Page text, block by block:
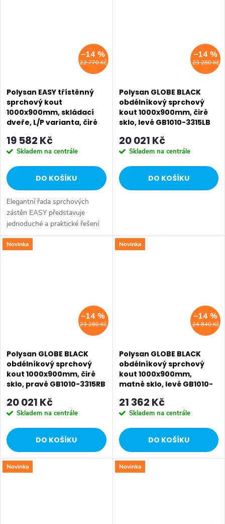
22 770 Kč
–14 %
Polysan EASY třístěnný
sprchový kout
1000x900mm, skládací
dveře, L/P varianta, čiré
19 582 Kč
Skladem na centrále
DO KOŠÍKU
Elegantní řada sprchových
zástěn EASY představuje
jednoduché a praktické řešení
pro sprchování ve svěžím a
lehkém designu. Zástěny s
23 280 Kč
–14 %
Polysan GLOBE BLACK
obdélníkový sprchový
kout 1000x900mm, čiré
sklo, levé GB1010-3315LB
20 021 Kč
Skladem na centrále
DO KOŠÍKU
Novinka
23 280 Kč
–14 %
Polysan GLOBE BLACK
obdélníkový sprchový
kout 1000x900mm, čiré
sklo, pravé GB1010-3315RB
20 021 Kč
Skladem na centrále
DO KOŠÍKU
Novinka
24 840 Kč
–14 %
Polysan GLOBE BLACK
obdélníkový sprchový
kout 1000x900mm,
matné sklo, levé GB1010-
21 362 Kč
Skladem na centrále
DO KOŠÍKU
Novinka
Novinka